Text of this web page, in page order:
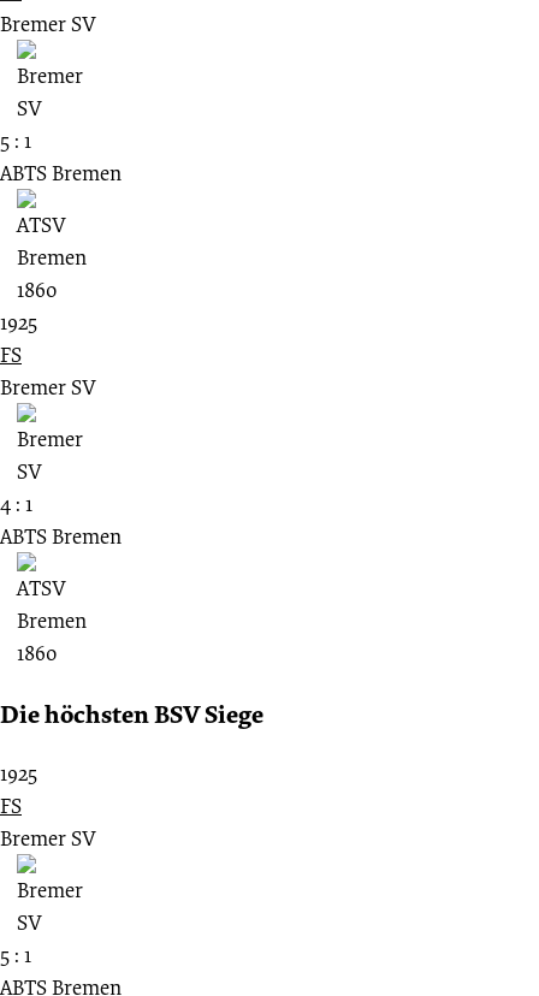
Bremer SV
5 : 1
ABTS Bremen
1925
FS
Bremer SV
4 : 1
ABTS Bremen
Die höchsten BSV Siege
1925
FS
Bremer SV
5 : 1
ABTS Bremen